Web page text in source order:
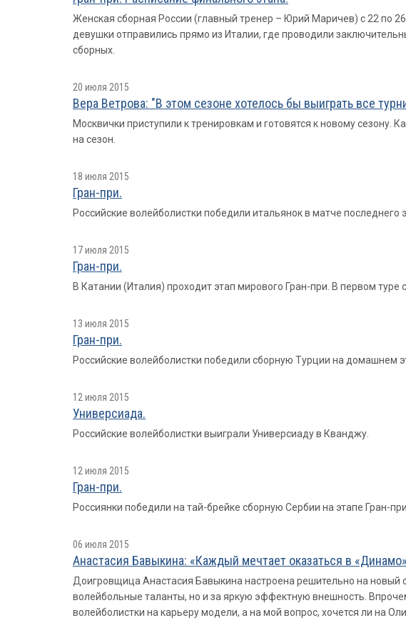
Женская сборная России (главный тренер – Юрий Маричев) с 22 по
девушки отправились прямо из Италии, где проводили
сборных.
20 июля 2015
Вера Ветрова: "В этом сезоне хотелось бы выиграть все
Москвички приступили к тренировкам и готовятся к новому
на сезон.
18 июля 2015
Гран-при.
Российские волейболистки победили итальянок в матче последнего
17 июля 2015
Гран-при.
В Катании (Италия) проходит этап мирового Гран-при. В первом туре
13 июля 2015
Гран-при.
Российские волейболистки победили сборную Турции на домашнем
12 июля 2015
Универсиада.
Российские волейболистки выиграли Универсиаду в Кванджу.
12 июля 2015
Гран-при.
Россиянки победили на тай-брейке сборную Сербии на этапе Гран-
06 июля 2015
Анастасия Бавыкина: «Каждый мечтает оказаться в
Доигровщица Анастасия Бавыкина настроена решительно на новый
волейбольные таланты, но и за яркую эффектную внешность.
волейболистки на карьеру модели, а на мой вопрос, хочется ли на